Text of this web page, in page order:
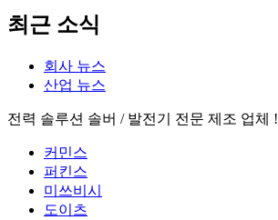
최근 소식
회사 뉴스
산업 뉴스
전력 솔루션 솔버 / 발전기 전문 제조 업체 !
커민스
퍼킨스
미쓰비시
도이츠